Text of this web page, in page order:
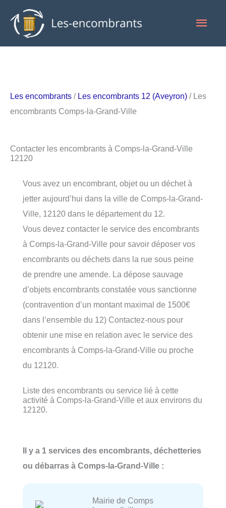
contenu
Les encombrants / Les encombrants 12 (Aveyron) / Les
encombrants Comps-la-Grand-Ville
Contacter les encombrants à Comps-la-Grand-Ville
12120
Vous avez un encombrant, objet ou un déchet à
jetter aujourd’hui dans la ville de Comps-la-Grand-
Ville, 12120 dans le département du 12.
Vous devez contacter le service des encombrants
à Comps-la-Grand-Ville pour savoir déposer vos
encombrants ou déchets dans la rue sous peine
de prendre une amende. La dépose sauvage
d’objets encombrants constatée vous sanctionne
(contravention d’un montant maximal de 1500€
dans l’ensemble du 12) Contactez-nous pour
obtenir une mise en relation avec le service des
encombrants à Comps-la-Grand-Ville ou proche
du 12120.
Liste des encombrants ou service lié à cette
activité à Comps-la-Grand-Ville et aux environs du
12120.
Il y a 1 services des encombrants, déchetteries
ou débarras à Comps-la-Grand-Ville :
Mairie de Comps